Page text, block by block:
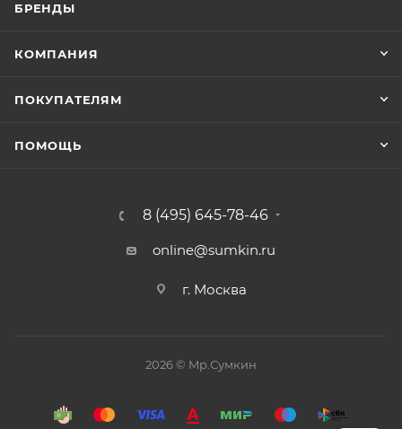
БРЕНДЫ
КОМПАНИЯ
ПОКУПАТЕЛЯМ
ПОМОЩЬ
8 (495) 645-78-46
online@sumkin.ru
г. Москва
2026 © Mр.Сумкин